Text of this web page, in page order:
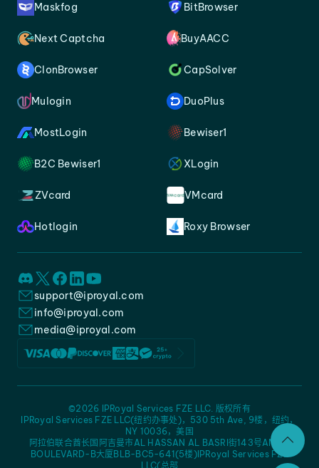
Maskfog
BitBrowser
Next Captcha BuyAACC
ClonBrowser CapSolver
Mulogin DuoPlus
MostLogin Bewiser1
B2C Bewiser1 XLogin
ZVcard VMcard
Hotlogin Roxy Browser
support@iproyal.com
info@iproyal.com
media@iproyal.com
阿拉伯联合酋长国阿吉曼市AL HASSAN AL BASRI街143号AMC -
BOULEVARD-B大厦BLB-BC5-641(5楼)IPRoyal Services FZE
LLC(总部
IPRoyal Services FZE LLC(纽约办事处)，530 5th Ave, 9楼，纽约，
NY 10036，美国
©2026 IPRoyal Services FZE LLC. 版权所有